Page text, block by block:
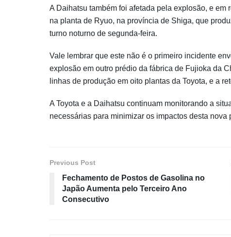
A Daihatsu também foi afetada pela explosão, e
na planta de Ryuo, na província de Shiga, que
turno noturno de segunda-feira.
Vale lembrar que este não é o primeiro incidente
explosão em outro prédio da fábrica de Fujioka da
linhas de produção em oito plantas da Toyota, e a
A Toyota e a Daihatsu continuam monitorando a
necessárias para minimizar os impactos desta nova
Previous Post
Fechamento de Postos de Gasolina no
Japão Aumenta pelo Terceiro Ano
Consecutivo